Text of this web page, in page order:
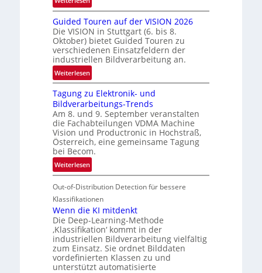
e
z
t
e
M
ö
g
l
i
c
h
k
e
t
e
R
ü
c
k
k
e
h
d
e
r
i
n
V
I
S
I
O
N
T
e
c
h
T
Guided Touren auf der VISION 2026
Die VISION in Stuttgart (6. bis 8.
Oktober) bietet Guided Touren zu
verschiedenen Einsatzfeldern der
industriellen Bildverarbeitung an.
Weiterlesen:
G
u
i
d
e
d
T
o
u
r
a
u
f
d
e
Tagung zu Elektronik- und
Bildverarbeitungs-Trends
Am 8. und 9. September veranstalten
die Fachabteilungen VDMA Machine
Vision und Productronic in Hochstraß,
Österreich, eine gemeinsame Tagung
bei Becom.
Weiterlesen:
T
a
g
u
n
g
z
u
E
Out-of-Distribution Detection für bessere
Klassifikationen
Wenn die KI mitdenkt
Die Deep-Learning-Methode
‚Klassifikation‘ kommt in der
industriellen Bildverarbeitung vielfältig
zum Einsatz. Sie ordnet Bilddaten
vordefinierten Klassen zu und
unterstützt automatisierte